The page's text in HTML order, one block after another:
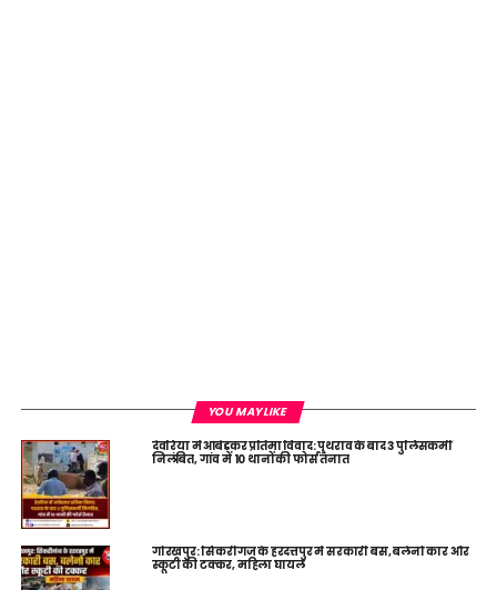
YOU MAY LIKE
देवरिया में आंबेडकर प्रतिमा विवाद: पथराव के बाद 3 पुलिसकर्मी
निलंबित, गांव में 10 थानों की फोर्स तैनात
गोरखपुर: सिकरीगंज के हरदत्तपुर में सरकारी बस, बलेनो कार और
स्कूटी की टक्कर, महिला घायल